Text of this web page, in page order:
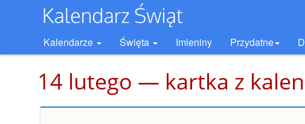
Kalendarze Święta Imieniny Przydatne
14 lutego — kartka z